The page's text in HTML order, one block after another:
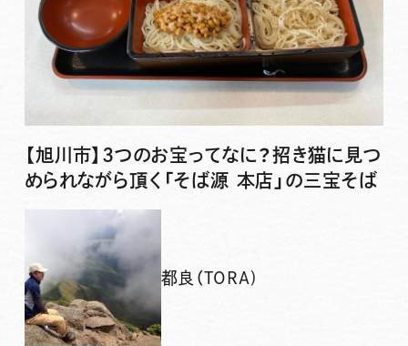
【旭川市】3つのお宝ってなに？招き猫に見つ
められながら頂く「そば源 本店」の三宝そば
都良（TORA)